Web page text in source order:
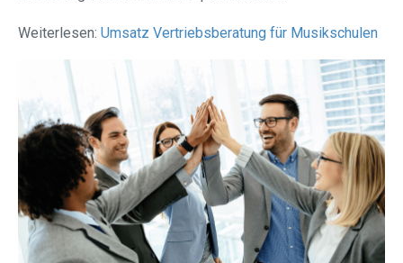
Weiterlesen: Umsatz Vertriebsberatung für Musikschulen